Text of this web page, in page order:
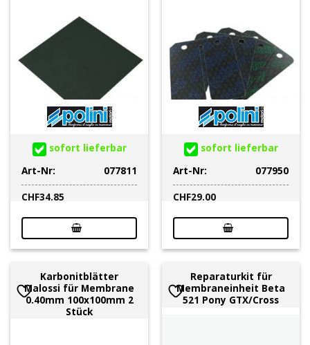
sofort lieferbar
Art-Nr:
077811
CHF34.85
sofort lieferbar
Art-Nr:
077950
CHF29.00
Karbonitblätter
Malossi für Membrane
0.40mm 100x100mm 2
Stück
Reparaturkit für
Membraneinheit Beta
521 Pony GTX/Cross